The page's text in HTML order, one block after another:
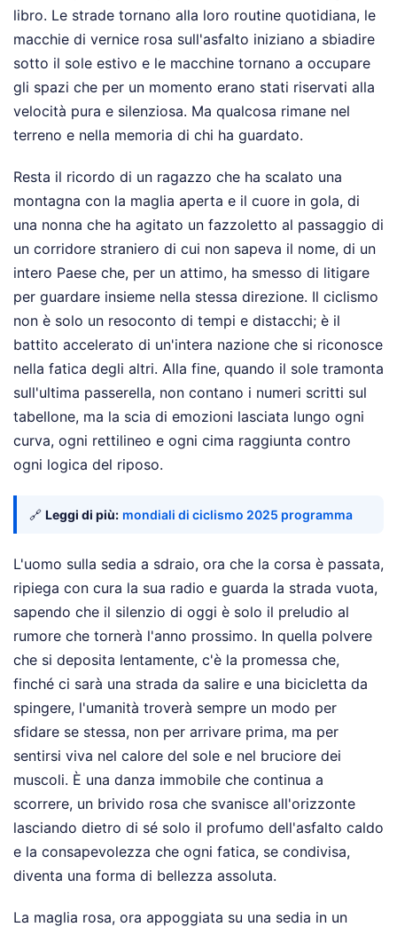
libro. Le strade tornano alla loro routine quotidiana, le
macchie di vernice rosa sull'asfalto iniziano a sbiadire
sotto il sole estivo e le macchine tornano a occupare
gli spazi che per un momento erano stati riservati alla
velocità pura e silenziosa. Ma qualcosa rimane nel
terreno e nella memoria di chi ha guardato.
Resta il ricordo di un ragazzo che ha scalato una
montagna con la maglia aperta e il cuore in gola, di
una nonna che ha agitato un fazzoletto al passaggio di
un corridore straniero di cui non sapeva il nome, di un
intero Paese che, per un attimo, ha smesso di litigare
per guardare insieme nella stessa direzione. Il ciclismo
non è solo un resoconto di tempi e distacchi; è il
battito accelerato di un'intera nazione che si riconosce
nella fatica degli altri. Alla fine, quando il sole tramonta
sull'ultima passerella, non contano i numeri scritti sul
tabellone, ma la scia di emozioni lasciata lungo ogni
curva, ogni rettilineo e ogni cima raggiunta contro
ogni logica del riposo.
🔗 Leggi di più: mondiali di ciclismo 2025 programma
L'uomo sulla sedia a sdraio, ora che la corsa è passata,
ripiega con cura la sua radio e guarda la strada vuota,
sapendo che il silenzio di oggi è solo il preludio al
rumore che tornerà l'anno prossimo. In quella polvere
che si deposita lentamente, c'è la promessa che,
finché ci sarà una strada da salire e una bicicletta da
spingere, l'umanità troverà sempre un modo per
sfidare se stessa, non per arrivare prima, ma per
sentirsi viva nel calore del sole e nel bruciore dei
muscoli. È una danza immobile che continua a
scorrere, un brivido rosa che svanisce all'orizzonte
lasciando dietro di sé solo il profumo dell'asfalto caldo
e la consapevolezza che ogni fatica, se condivisa,
diventa una forma di bellezza assoluta.
La maglia rosa, ora appoggiata su una sedia in un